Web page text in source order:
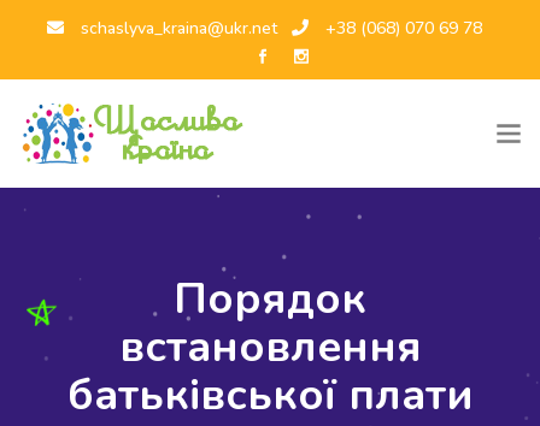
schaslyva_kraina@ukr.net +38 (068) 070 69 78
Порядок
встановлення
батьківської плати